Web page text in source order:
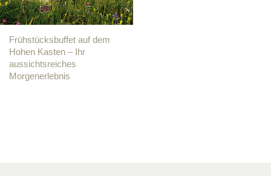
Frühstücksbuffet auf dem
Hohen Kasten – Ihr
aussichtsreiches
Morgenerlebnis